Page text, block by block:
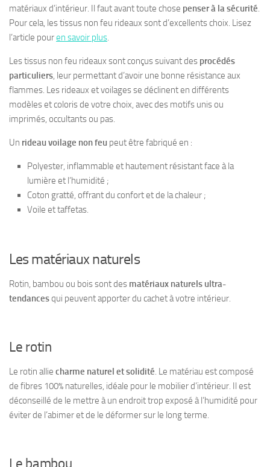
matériaux d’intérieur. Il faut avant toute chose penser à la sécurité.
Pour cela, les tissus non feu rideaux sont d’excellents choix. Lisez
l’article pouren savoir plus.
Les tissus non feu rideaux sont conçus suivant des procédés
particuliers, leur permettant d’avoir une bonne résistance aux
flammes. Les rideaux et voilages se déclinent en différents
modèles et coloris de votre choix, avec des motifs unis ou
imprimés, occultants ou pas.
Un rideau voilage non feu peut être fabriqué en :
Polyester, inflammable et hautement résistant face à la
lumière et l’humidité ;
Coton gratté, offrant du confort et de la chaleur ;
Voile ettaffetas.
Les matériaux naturels
Rotin, bambou ou bois sont des matériaux naturels ultra-
tendancesqui peuvent apporter du cachet à votre intérieur.
Le rotin
Le rotin allie charme naturel et solidité. Le matériau est composé
de fibres 100% naturelles, idéale pour le mobilier d’intérieur. Il est
déconseillé de le mettre à un endroit trop exposé à l’humidité pour
éviter de l’abimer et de le déformer sur le long terme.
Le bambou